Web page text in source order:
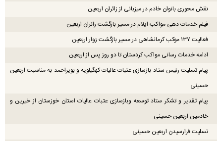
نقش محوری بانوان خادم در میزبانی از زائران اربعین
فیلم خدمات دهی مواکب ایلام در مسیر بازگشت زائران اربعین
فعالیت ۱۳۷ موکب کرمانشاهی در مسیر بازگشت زوار اربعین
ادامه خدمات رسانی مواکب کردستان تا دو روز پس از اربعین
پیام تسلیت رئیس ستاد بازسازی عتبات عالیات کهگیلویه و بویراحمد به مناسبت اربعین
حسینی
پیام تقدیر و تشکر ستاد توسعه وبازسازی عتبات عالیات استان خوزستان از خیرین و
خادمین اربعین حسینی
تسلیت فرارسیدن اربعین حسینی